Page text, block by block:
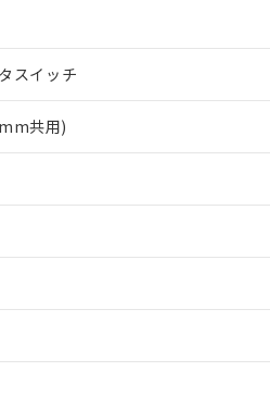
スイッチ
共用)